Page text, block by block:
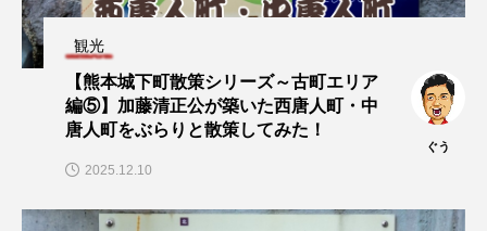
観光
【熊本城下町散策シリーズ～古町エリア
編⑤】加藤清正公が築いた西唐人町・中
唐人町をぶらりと散策してみた！
ぐう
2025.12.10